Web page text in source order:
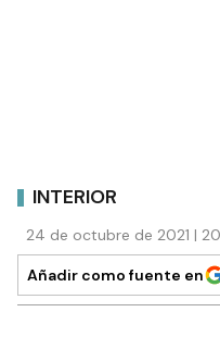
INTERIOR
24 de octubre de 2021 |
Añadir como fuente en